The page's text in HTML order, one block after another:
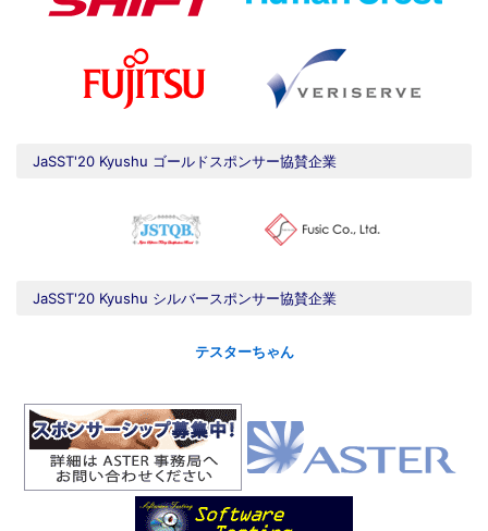
JaSST'20 Kyushu ゴールドスポンサー協賛企業
JaSST'20 Kyushu シルバースポンサー協賛企業
テスターちゃん